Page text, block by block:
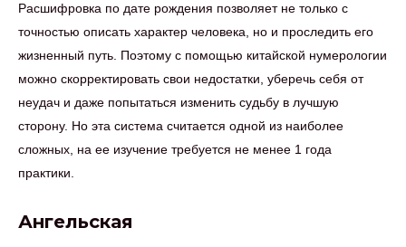
Расшифровка по дате рождения позволяет не только с
точностью описать характер человека, но и проследить его
жизненный путь. Поэтому с помощью китайской нумерологии
можно скорректировать свои недостатки, уберечь себя от
неудач и даже попытаться изменить судьбу в лучшую
сторону. Но эта система считается одной из наиболее
сложных, на ее изучение требуется не менее 1 года
практики.
Ангельская